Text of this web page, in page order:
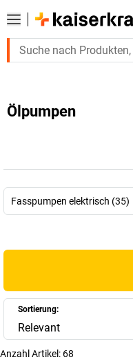
Ölpumpen
Fasspumpen elektrisch (35)
Sortierung:
Relevant
Anzahl Artikel: 68